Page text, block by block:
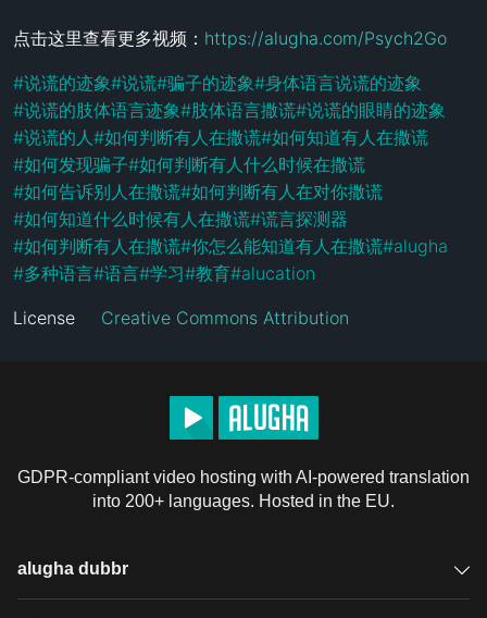
点击这里查看更多视频： https://alugha.com/Psych2Go
#说谎的迹象#说谎#骗子的迹象#身体语言说谎的迹象
#说谎的肢体语言迹象#肢体语言撒谎#说谎的眼睛的迹象
#说谎的人 #如何判断有人在撒谎#如何知道有人在撒谎
#如何发现骗子#如何判断有人什么时候在撒谎
#如何告诉别人在撒谎#如何判断有人在对你撒谎
#如何知道什么时候有人在撒谎#谎言探测器
#如何判断有人在撒谎#你怎么能知道有人在撒谎#alugha
#多种语言#语言#学习#教育#alucation
License Creative Commons Attribution
GDPR-compliant video hosting with AI-powered translation
into 200+ languages. Hosted in the EU.
alugha dubbr